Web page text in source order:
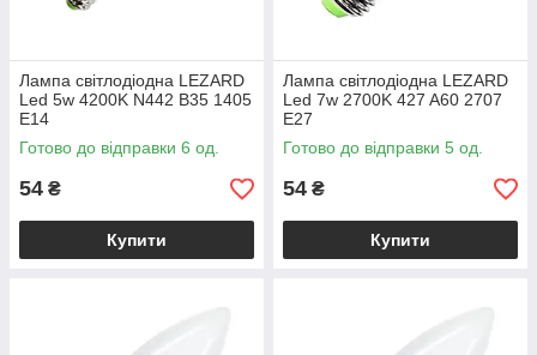
Лампа світлодіодна LEZARD
Led 5w 4200K N442 B35 1405
E14
Готово до відправки 6 од.
54 ₴
Купити
Лампа світлодіодна LEZARD
Led 7w 2700K 427 A60 2707
E27
Готово до відправки 5 од.
54 ₴
Купити